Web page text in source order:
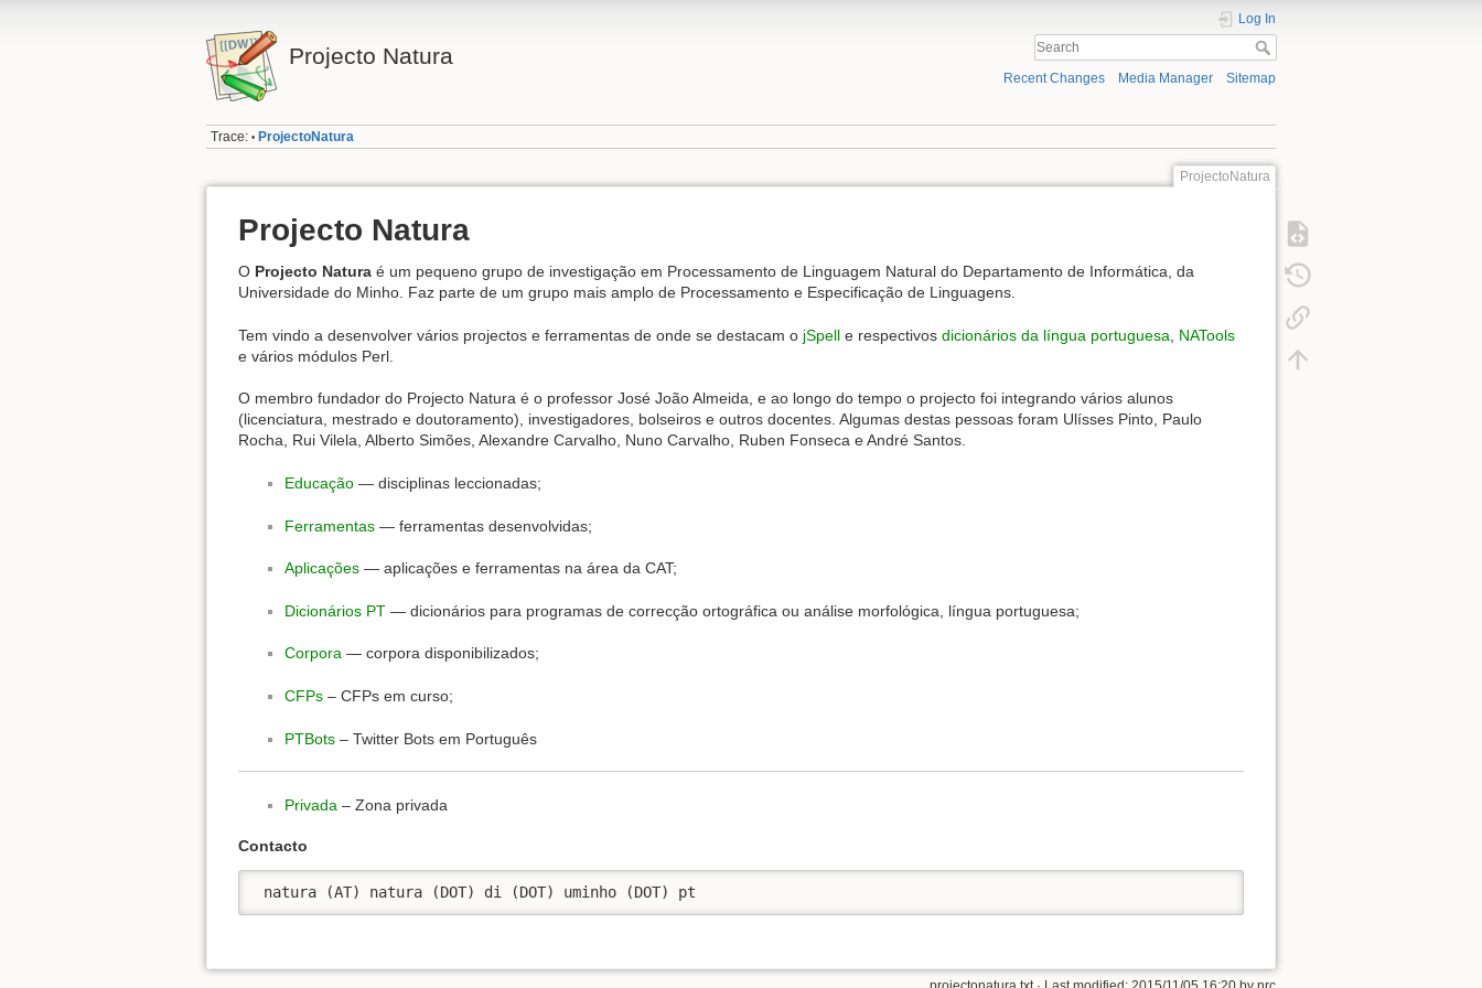
Projecto Natura
Log In
Recent Changes Media Manager Sitemap
Trace: • ProjectoNatura
ProjectoNatura
Projecto Natura
O Projecto Natura é um pequeno grupo de investigação em Processamento de Linguagem Natural do Departamento de Informática, da
Universidade do Minho. Faz parte de um grupo mais amplo de Processamento e Especificação de Linguagens.
Tem vindo a desenvolver vários projectos e ferramentas de onde se destacam o jSpell e respectivos dicionários da língua portuguesa
NATools
e vários módulos Perl.
O membro fundador do Projecto Natura é o professor José João Almeida, e ao longo do tempo o projecto foi integrando vários alunos
(licenciatura, mestrado e doutoramento), investigadores, bolseiros e outros docentes. Algumas destas pessoas foram Ulísses Pinto, Paulo
Rocha, Rui Vilela, Alberto Simões, Alexandre Carvalho, Nuno Carvalho, Ruben Fonseca e André Santos.
Educação — disciplinas leccionadas;
Ferramentas — ferramentas desenvolvidas;
Aplicações — aplicações e ferramentas na área da CAT;
Dicionários PT — dicionários para programas de correcção ortográfica ou análise morfológica, língua portuguesa;
Corpora — corpora disponibilizados;
CFPs – CFPs em curso;
PTBots – Twitter Bots em Português
Privada – Zona privada
Contacto
natura (AT) natura (DOT) di (DOT) uminho (DOT) pt